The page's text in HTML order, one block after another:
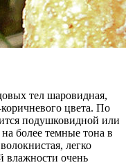
тел шаровидная,
цвета. По
подушковидной или
более темные тона в
легко
влажности очень